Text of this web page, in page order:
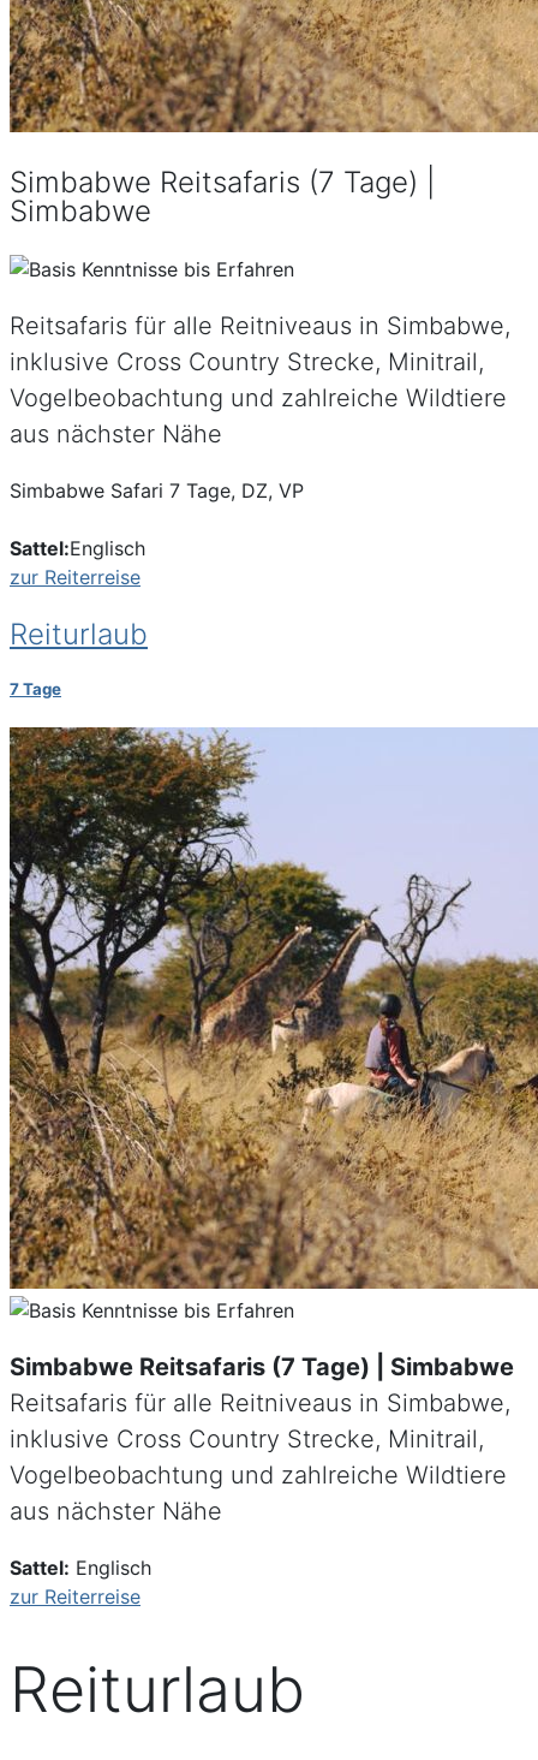
Simbabwe Reitsafaris (7 Tage) |
Simbabwe
Reitsafaris für alle Reitniveaus in Simbabwe,
inklusive Cross Country Strecke, Minitrail,
Vogelbeobachtung und zahlreiche Wildtiere
aus nächster Nähe
Simbabwe Safari 7 Tage, DZ, VP
Sattel:Englisch
zur Reiterreise
Reiturlaub
7 Tage
Simbabwe Reitsafaris (7 Tage) | Simbabwe
Reitsafaris für alle Reitniveaus in Simbabwe,
inklusive Cross Country Strecke, Minitrail,
Vogelbeobachtung und zahlreiche Wildtiere
aus nächster Nähe
Sattel: Englisch
zur Reiterreise
Reiturlaub